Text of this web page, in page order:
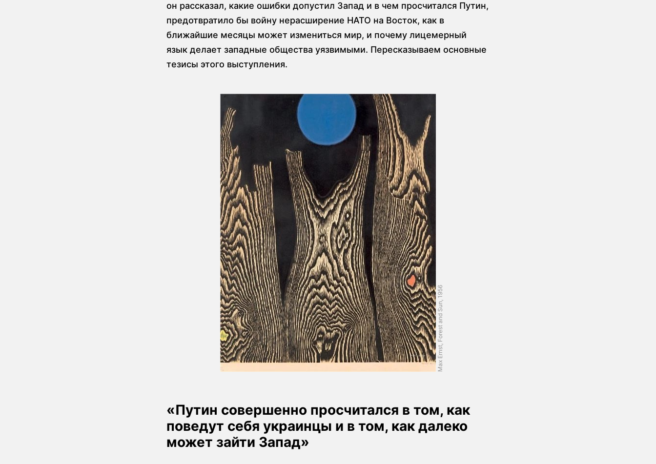
он рассказал, какие ошибки допустил Запад и в чем просчитался Путин,
предотвратило бы войну нерасширение НАТО на Восток, как в
ближайшие месяцы может измениться мир, и почему лицемерный
язык делает западные общества уязвимыми. Пересказываем основные
тезисы этого выступления.
Max Ernst, Forest and Sun, 1956
«Путин совершенно просчитался в том, как
поведут себя украинцы и в том, как далеко
может зайти Запад»